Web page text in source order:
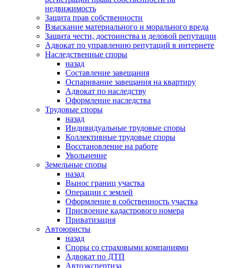
недвижимость
Защита прав собственности
Взыскание материального и морального вреда
Защита чести, достоинства и деловой репутации
Адвокат по управлению репутаций в интернете
Наследственные споры
назад
Составление завещания
Оспаривание завещания на квартиру
Адвокат по наследству
Оформление наследства
Трудовые споры
назад
Индивидуальные трудовые споры
Коллективные трудовые споры
Восстановление на работе
Увольнение
Земельные споры
назад
Вынос границ участка
Операции с землей
Оформление в собственность участка
Присвоение кадастрового номера
Приватизация
Автоюристы
назад
Споры со страховыми компаниями
Адвокат по ДТП
Автоэкспертиза